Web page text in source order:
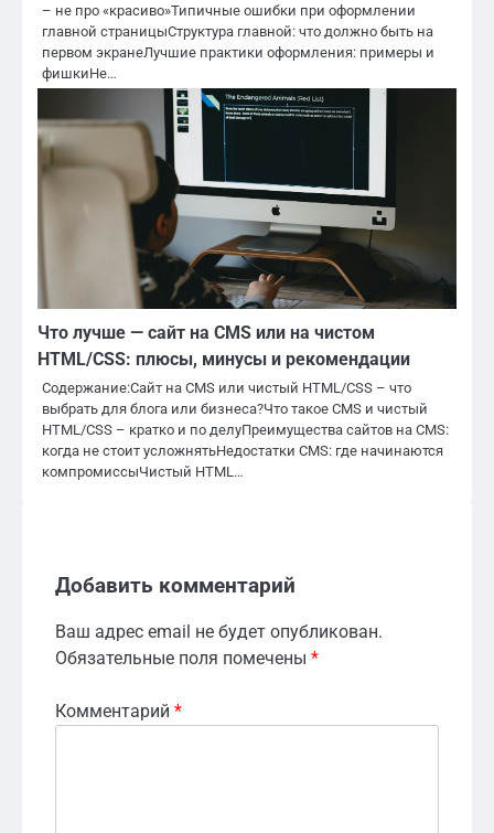
– не про «красиво»Типичные ошибки при оформлении
главной страницыСтруктура главной: что должно быть на
первом экранеЛучшие практики оформления: примеры и
фишкиНе…
Что лучше — сайт на CMS или на чистом
HTML/CSS: плюсы, минусы и рекомендации
Содержание:Сайт на CMS или чистый HTML/CSS – что
выбрать для блога или бизнеса?Что такое CMS и чистый
HTML/CSS – кратко и по делуПреимущества сайтов на CMS:
когда не стоит усложнятьНедостатки CMS: где начинаются
компромиссыЧистый HTML…
Добавить комментарий
Ваш адрес email не будет опубликован.
Обязательные поля помечены *
Комментарий *